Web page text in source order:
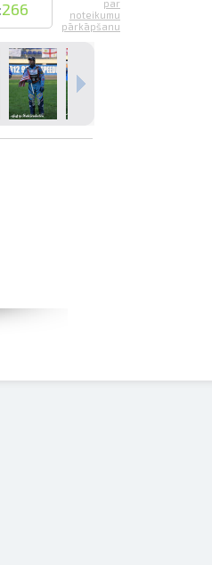
266
par
noteikumu
pārkāpšanu